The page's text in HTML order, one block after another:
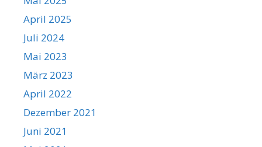
April 2025
Juli 2024
Mai 2023
März 2023
April 2022
Dezember 2021
Juni 2021